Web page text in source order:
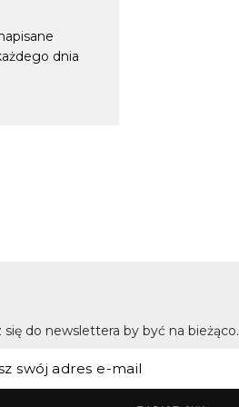
dnia
się do newslettera by być na bieżąco.